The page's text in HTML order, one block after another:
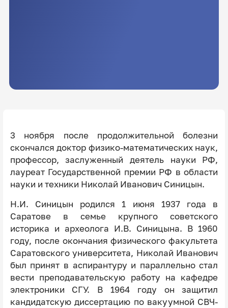
3 ноября после продолжительной болезни
скончался доктор физико-математических наук,
профессор, заслуженный деятель науки РФ,
лауреат Государственной премии РФ в области
науки и техники Николай Иванович Синицын.
Н.И. Синицын родился 1 июня 1937 года в
Саратове в семье крупного советского
историка и археолога И.В. Синицына. В 1960
году, после окончания физического факультета
Саратовского университета, Николай Иванович
был принят в аспирантуру и параллельно стал
вести преподавательскую работу на кафедре
электроники СГУ. В 1964 году он защитил
кандидатскую диссертацию по вакуумной СВЧ-